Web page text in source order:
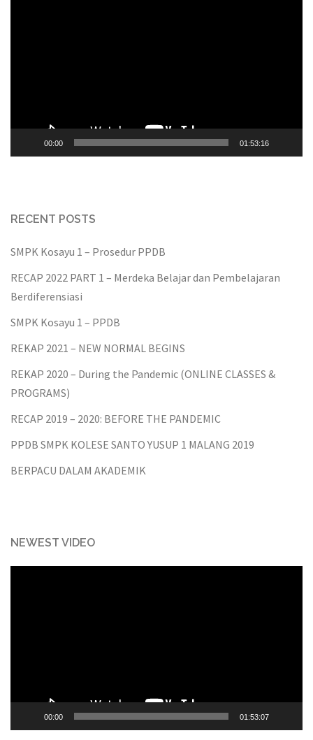
00:00 01:53:16
RECENT POSTS
SMPK Kosayu 1 – Prosedur PPDB
RECAP 2022 PART 1 – Merdeka Belajar dan Pembelajaran
Berdiferensiasi
SMPK Kosayu 1 – PPDB
REKAP 2021 – NEW NORMAL BEGINS
REKAP 2020 – During the Pandemic (ONLINE CLASSES &
PROGRAMS)
RECAP 2019 – 2020: BEFORE THE PANDEMIC
PPDB SMPK KOLESE SANTO YUSUP 1 MALANG 2019
BERPACU DALAM AKADEMIK
NEWEST VIDEO
00:00 01:53:07